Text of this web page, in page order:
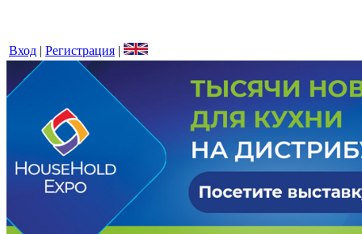
Вход | Регистрация |